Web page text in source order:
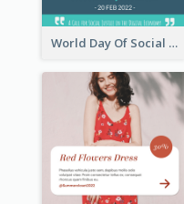
World Day Of Social Justice Instagram Post